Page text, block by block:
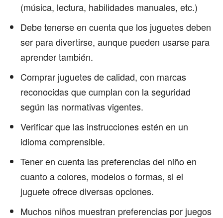
(música, lectura, habilidades manuales, etc.)
Debe tenerse en cuenta que los juguetes deben
ser para divertirse, aunque pueden usarse para
aprender también.
Comprar juguetes de calidad, con marcas
reconocidas que cumplan con la seguridad
según las normativas vigentes.
Verificar que las instrucciones estén en un
idioma comprensible.
Tener en cuenta las preferencias del niño en
cuanto a colores, modelos o formas, si el
juguete ofrece diversas opciones.
Muchos niños muestran preferencias por juegos